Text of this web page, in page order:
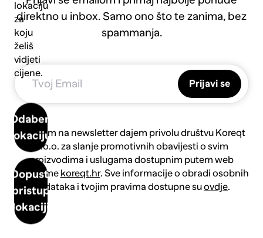
lokaciju
za
koju
želiš
vidjeti
cijene.
Odaberi
lokaciju
Dopusti
pristup
lokaciji
direktno u inbox. Samo ono što te zanima, bez
spammanja.
Prijavi se
Prijavom na newsletter dajem privolu društvu Koreqt
d.o.o. za slanje promotivnih obavijesti o svim
proizvodima i uslugama dostupnim putem web
platforme koreqt.hr. Sve informacije o obradi osobnih
podataka i tvojim pravima dostupne suovdje.